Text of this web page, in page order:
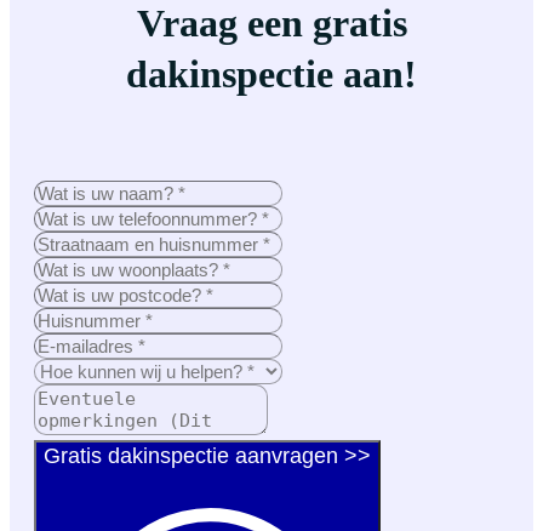
Vraag een gratis
dakinspectie aan!
Gratis dakinspectie aanvragen >>